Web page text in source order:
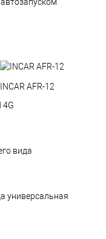
INCAR AFR-12